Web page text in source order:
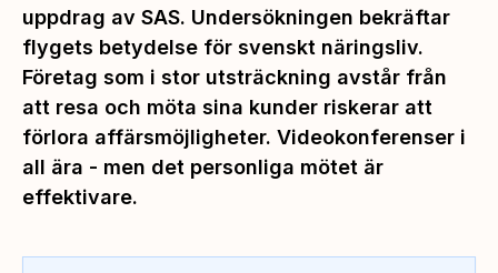
uppdrag av SAS. Undersökningen bekräftar
flygets betydelse för svenskt näringsliv.
Företag som i stor utsträckning avstår från
att resa och möta sina kunder riskerar att
förlora affärsmöjligheter. Videokonferenser i
all ära - men det personliga mötet är
effektivare.